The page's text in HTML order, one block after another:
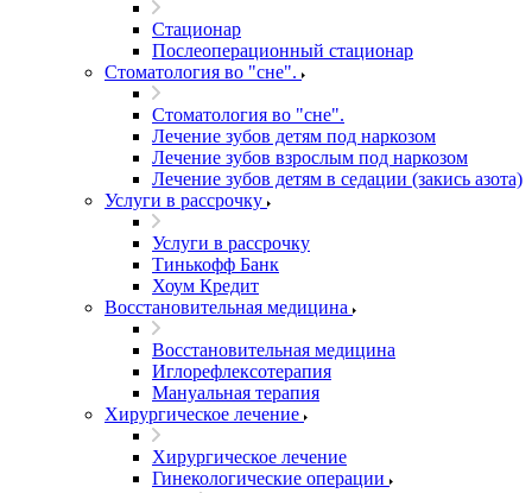
Стационар
Послеоперационный стационар
Стоматология во "сне".
Стоматология во "сне".
Лечение зубов детям под наркозом
Лечение зубов взрослым под наркозом
Лечение зубов детям в седации (закись азота)
Услуги в рассрочку
Услуги в рассрочку
Тинькофф Банк
Хоум Кредит
Восстановительная медицина
Восстановительная медицина
Иглорефлексотерапия
Мануальная терапия
Хирургическое лечение
Хирургическое лечение
Гинекологические операции